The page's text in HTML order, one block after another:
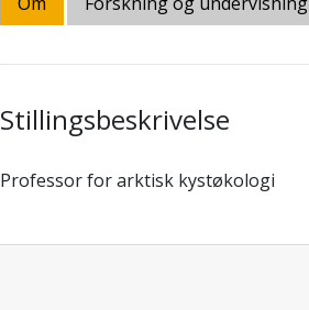
Stillingsbeskrivelse
Professor for arktisk kystøkologi